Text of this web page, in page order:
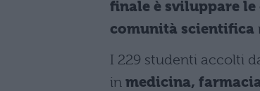
finale è sviluppare
comunità scientifica
I 229 studenti accolti
in medicina,